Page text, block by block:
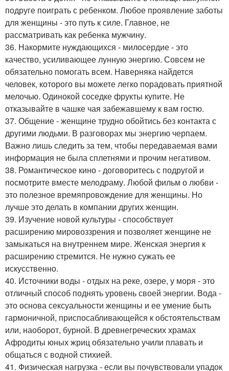
подруге поиграть с ребенком. Любое проявление заботы
для женщины - это путь к силе. Главное, не
рассматривать как ребенка мужчину.
36. Накормите нуждающихся - милосердие - это
качество, усиливающее лунную энергию. Совсем не
обязательно помогать всем. Наверняка найдется
человек, которого вы можете легко порадовать приятной
мелочью. Одинокой соседке фрукты купите. Не
отказывайте в чашке чая забежавшему к вам гостю.
37. Общение - женщине трудно обойтись без контакта с
другими людьми. В разговорах мы энергию черпаем.
Важно лишь следить за тем, чтобы передаваемая вами
информация не была сплетнями и прочим негативом.
38. Романтическое кино - договоритесь с подругой и
посмотрите вместе мелодраму. Любой фильм о любви -
это полезное времяпровождение для женщины. Но
лучше это делать в компании других женщин.
39. Изучение новой культуры - способствует
расширению мировоззрения и позволяет женщине не
замыкаться на внутреннем мире. Женская энергия к
расширению стремится. Не нужно сужать ее
искусственно.
40. Источники воды - отдых на реке, озере, у моря - это
отличный способ поднять уровень своей энергии. Вода -
это основа сексуальности женщины и ее умение быть
гармоничной, приспосабливающейся к обстоятельствам
или, наоборот, бурной. В древнегреческих храмах
Афродиты юных жриц обязательно учили плавать и
общаться с водной стихией.
41. Физическая нагрузка - если вы почувствовали упадок